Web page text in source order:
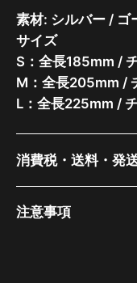
素材: シルバー / ゴ
サイズ
S：全長185mm /
M：全長205mm /
L：全長225mm /
消費税・送料・発
注意事項